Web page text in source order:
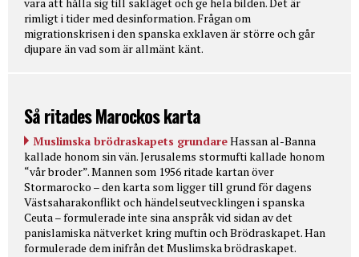
rimligt i tider med desinformation. Frågan om
migrationskrisen i den spanska exklaven är större och går
djupare än vad som är allmänt känt.
Så ritades Marockos karta
Muslimska brödraskapets grundareHassan al-Banna
kallade honom sin vän. Jerusalems stormufti kallade honom
“vår broder”. Mannen som 1956 ritade kartan över
Stormarocko – den karta som ligger till grund för dagens
Västsaharakonflikt och händelseutvecklingen i spanska
Ceuta – formulerade inte sina anspråk vid sidan av det
panislamiska nätverket kring muftin och Brödraskapet. Han
formulerade dem inifrån det Muslimska brödraskapet.